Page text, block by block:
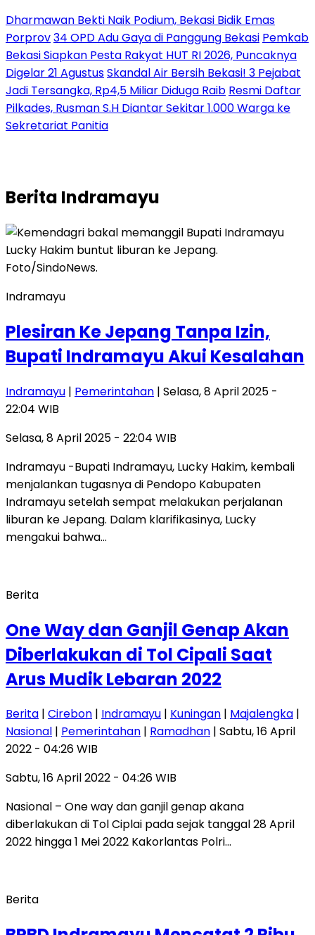
Dharmawan Bekti Naik Podium, Bekasi Bidik Emas
Porprov34 OPD Adu Gaya di Panggung Bekasi Pemkab
Bekasi Siapkan Pesta Rakyat HUT RI 2026, Puncaknya
Digelar 21 AgustusSkandal Air Bersih Bekasi! 3 Pejabat
Jadi Tersangka, Rp4,5 Miliar Diduga Raib Resmi Daftar
Pilkades, Rusman S.H Diantar Sekitar 1.000 Warga ke
Sekretariat Panitia
Berita Indramayu
Indramayu
Plesiran Ke Jepang Tanpa Izin,
Bupati Indramayu Akui Kesalahan
Indramayu | Pemerintahan | Selasa, 8 April 2025 -
22:04 WIB
Selasa, 8 April 2025 - 22:04 WIB
Indramayu -Bupati Indramayu, Lucky Hakim, kembali
menjalankan tugasnya di Pendopo Kabupaten
Indramayu setelah sempat melakukan perjalanan
liburan ke Jepang. Dalam klarifikasinya, Lucky
mengakui bahwa…
Berita
One Way dan Ganjil Genap Akan
Diberlakukan di Tol Cipali Saat
Arus Mudik Lebaran 2022
Berita | Cirebon | Indramayu | Kuningan | Majalengka |
Nasional | Pemerintahan | Ramadhan | Sabtu, 16 April
2022 - 04:26 WIB
Sabtu, 16 April 2022 - 04:26 WIB
Nasional – One way dan ganjil genap akana
diberlakukan di Tol Ciplai pada sejak tanggal 28 April
2022 hingga 1 Mei 2022 Kakorlantas Polri…
Berita